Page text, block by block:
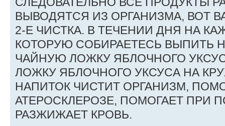
ВЫВОДЯТСЯ ИЗ ОРГАНИЗМА, ВОТ
2-Е ЧИСТКА. В ТЕЧЕНИИ ДНЯ НА
КОТОРУЮ СОБИРАЕТЕСЬ ВЫПИТЬ
ЧАЙНУЮ ЛОЖКУ ЯБЛОЧНОГО
ЛОЖКУ ЯБЛОЧНОГО УКСУСА НА
НАПИТОК ЧИСТИТ ОРГАНИЗМ,
АТЕРОСКЛЕРОЗЕ, ПОМОГАЕТ ПРИ
РАЗЖИЖАЕТ КРОВЬ.